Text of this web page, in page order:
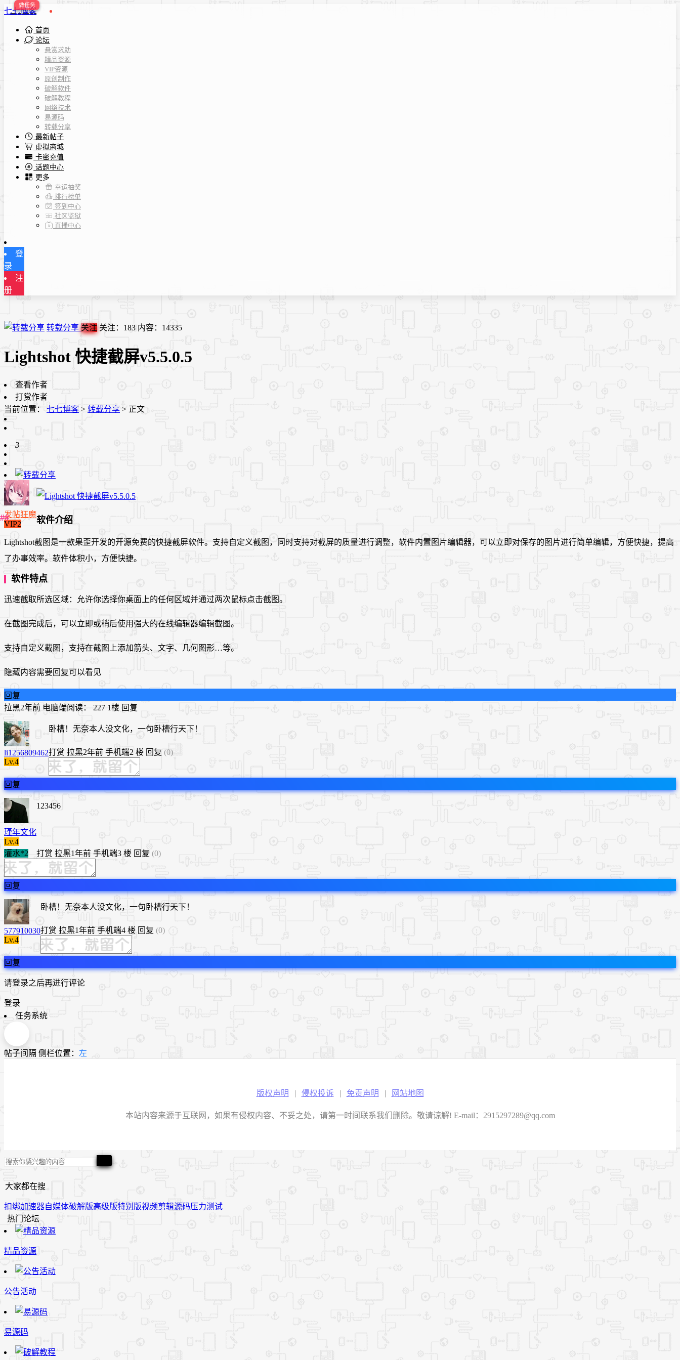
七七博客
首页
论坛
悬赏求助
精品资源
VIP资源
原创制作
破解软件
破解教程
网络技术
易源码
转载分享
最新帖子
虚拟商城
卡密充值
话题中心
更多
幸运抽奖
排行榜单
签到中心
社区监狱
直播中心
登
录
注
册
转载分享关注 关注： 183 内容： 14335
Lightshot 快捷截屏v5.5.0.5
查看作者
打赏作者
当前位置： 七七博客 > 转载分享 > 正文
3
发帖狂魔
VIP2
软件介绍
Lightshot截图是一款果歪开发的开源免费的快捷截屏软件。支持自定义截图，同时支持对截屏的质量进行调整，软件内置图片编辑器，可以立即对保存的图片进行简单编辑，方便快捷，提高
了办事效率。软件体积小，方便快捷。
软件特点
迅速截取所选区域：允许你选择你桌面上的任何区域并通过两次鼠标点击截图。
在截图完成后，可以立即或稍后使用强大的在线编辑器编辑截图。
支持自定义截图，支持在截图上添加箭头、文字、几何图形…等。
隐藏内容需要回复可以看见
回复
拉黑2年前 电脑端阅读： 227 1楼 回复
li1256809462
Lv.4
卧槽！无奈本人没文化，一句卧槽行天下！
打赏 拉黑2年前 手机端2 楼 回复 (0)
回复
瑾年文化
Lv.4
灌水*2
123456
打赏 拉黑1年前 手机端3 楼 回复 (0)
回复
577910030
Lv.4
卧槽！无奈本人没文化，一句卧槽行天下！
打赏 拉黑1年前 手机端4 楼 回复 (0)
回复
请登录之后再进行评论
登录
任务系统
帖子间隔 侧栏位置： 左
版权声明 | 侵权投诉 | 免责声明 | 网站地图
本站内容来源于互联网，如果有侵权内容、不妥之处，请第一时间联系我们删除。敬请谅解! E-mail：2915297289@qq.com
大家都在搜
扣绑加速器自媒体破解版高级版特别版视频剪辑源码压力测试
热门论坛
精品资源
公告活动
易源码